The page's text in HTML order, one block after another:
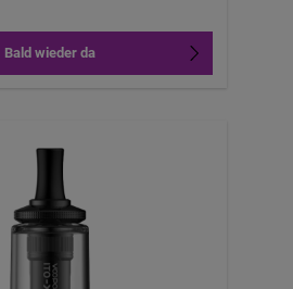
Bald wieder da